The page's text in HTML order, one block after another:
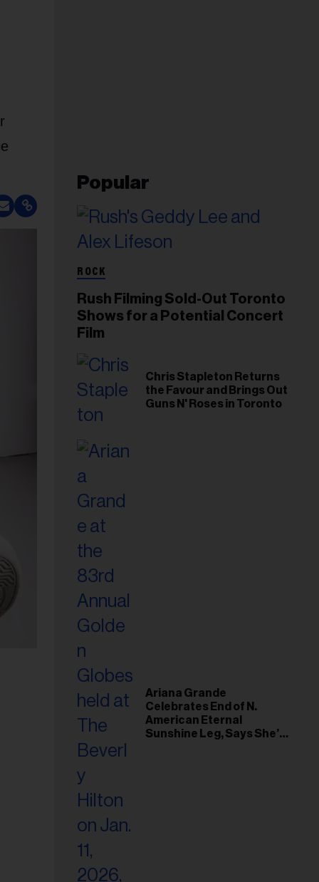
Popular
ROCK
Rush Filming Sold-Out Toronto
Shows for a Potential Concert
Film
Chris Stapleton Returns
the Favour and Brings Out
Guns N' Roses in Toronto
Ariana Grande
Celebrates End of N.
American Eternal
Sunshine Leg, Says She’s